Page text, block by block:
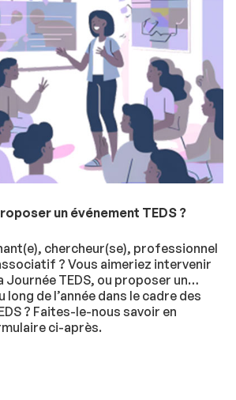
un événement TEDS ?
chercheur(se), professionnel
? Vous aimeriez intervenir
Journée TEDS, ou proposer un
long de l’année dans le cadre des
? Faites-le-nous savoir en
ci-après.